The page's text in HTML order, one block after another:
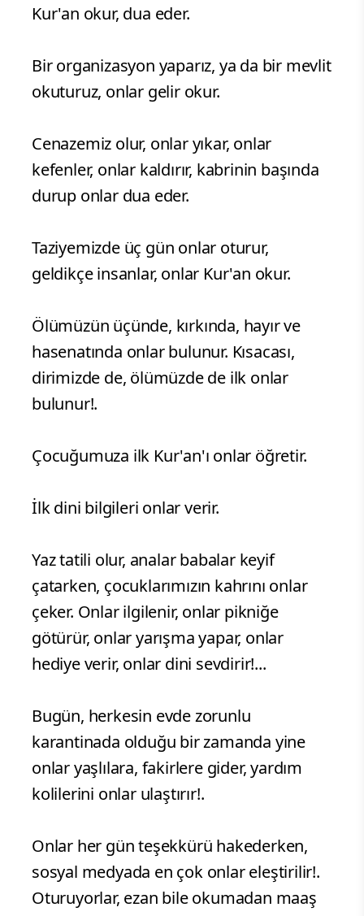
Kur'an okur, dua eder.
Bir organizasyon yaparız, ya da bir mevlit
okuturuz, onlar gelir okur.
Cenazemiz olur, onlar yıkar, onlar
kefenler, onlar kaldırır, kabrinin başında
durup onlar dua eder.
Taziyemizde üç gün onlar oturur,
geldikçe insanlar, onlar Kur'an okur.
Ölümüzün üçünde, kırkında, hayır ve
hasenatında onlar bulunur. Kısacası,
dirimizde de, ölümüzde de ilk onlar
bulunur!.
Çocuğumuza ilk Kur'an'ı onlar öğretir.
İlk dini bilgileri onlar verir.
Yaz tatili olur, analar babalar keyif
çatarken, çocuklarımızın kahrını onlar
çeker. Onlar ilgilenir, onlar pikniğe
götürür, onlar yarışma yapar, onlar
hediye verir, onlar dini sevdirir!...
Bugün, herkesin evde zorunlu
karantinada olduğu bir zamanda yine
onlar yaşlılara, fakirlere gider, yardım
kolilerini onlar ulaştırır!.
Onlar her gün teşekkürü hakederken,
sosyal medyada en çok onlar eleştirilir!.
Oturuyorlar, ezan bile okumadan maaş